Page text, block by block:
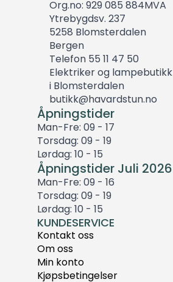
Org.no: 929 085 884MVA
Ytrebygdsv. 237
5258 Blomsterdalen
Bergen
Telefon 55 11 47 50
Elektriker og lampebutikk
i Blomsterdalen
butikk@havardstun.no
Åpningstider
Man-Fre: 09 - 17
Torsdag: 09 - 19
Lørdag: 10 - 15
Åpningstider Juli 2026
Man-Fre: 09 - 16
Torsdag: 09 - 19
Lørdag: 10 - 15
KUNDESERVICE
Kontakt oss
Om oss
Min konto
Kjøpsbetingelser